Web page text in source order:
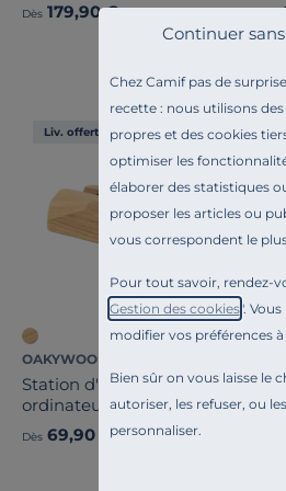
Chez Camif pas de
recette : nous utilisons
propres et des cookies
optimiser les
élaborer des statistiques
proposer les articles ou
vous correspondent le
Pour tout savoir, rendez-
Gestion des cookies".
modifier vos préférences
Bien sûr on vous laisse le
autoriser, les refuser, ou les
personnaliser.
Continuer
Dès 179,90 €
Liv. offerte
OAKYWOOD
Station d'accueil
ordinateur
Dès 69,90 €